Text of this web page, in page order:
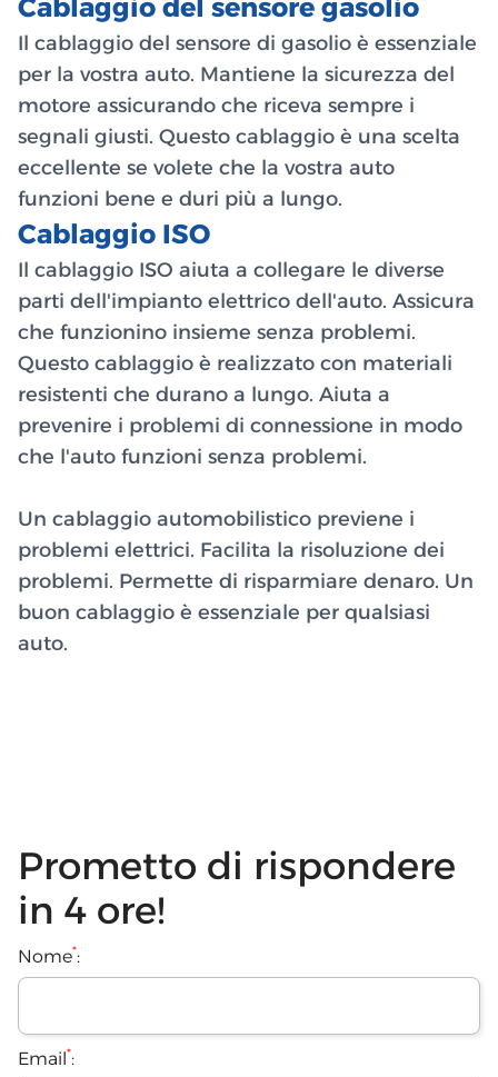
Cablaggio del sensore gasolio
Il cablaggio del sensore di gasolio è essenziale
per la vostra auto. Mantiene la sicurezza del
motore assicurando che riceva sempre i
segnali giusti. Questo cablaggio è una scelta
eccellente se volete che la vostra auto
funzioni bene e duri più a lungo.
Cablaggio ISO
Il cablaggio ISO aiuta a collegare le diverse
parti dell'impianto elettrico dell'auto. Assicura
che funzionino insieme senza problemi.
Questo cablaggio è realizzato con materiali
resistenti che durano a lungo. Aiuta a
prevenire i problemi di connessione in modo
che l'auto funzioni senza problemi.
Un cablaggio automobilistico previene i
problemi elettrici. Facilita la risoluzione dei
problemi. Permette di risparmiare denaro. Un
buon cablaggio è essenziale per qualsiasi
auto.
Prometto di rispondere
in 4 ore!
Nome*:
Email*: